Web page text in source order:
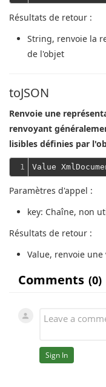
Résultats de retour :
String, renvoie la
de l'objet
toJSON
Renvoie une
renvoyant
lisibles définies par
1 Value
Paramètres d'appel :
key: Chaîne, non
Résultats de retour :
Value, renvoie une